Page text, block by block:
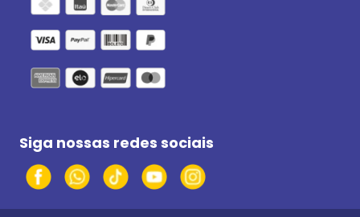
Siga nossas redes sociais